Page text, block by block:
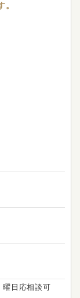
日応相談可